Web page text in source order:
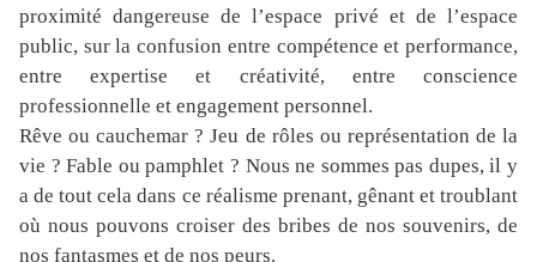
proximité dangereuse de l’espace privé et de l’espace
public, sur la confusion entre compétence et performance,
entre expertise et créativité, entre conscience
professionnelle et engagement personnel.
Rêve ou cauchemar ? Jeu de rôles ou représentation de la
vie ? Fable ou pamphlet ? Nous ne sommes pas dupes, il y
a de tout cela dans ce réalisme prenant, gênant et troublant
où nous pouvons croiser des bribes de nos souvenirs, de
nos fantasmes et de nos peurs.